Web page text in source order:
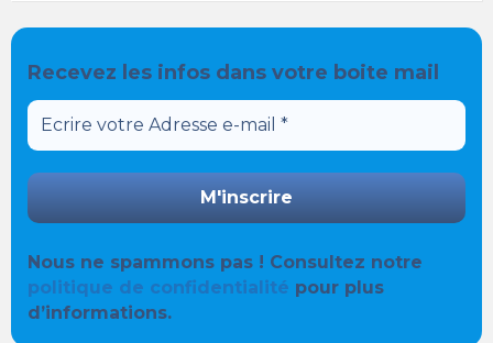
Recevez les infos dans votre boite mail
Nous ne spammons pas ! Consultez notre
politique de confidentialité pour plus
d’informations.